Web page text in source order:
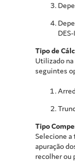
DES-
Tipo de
Utilizado na
seguintes
Tipo
Selecione a
apuração
recolher ou